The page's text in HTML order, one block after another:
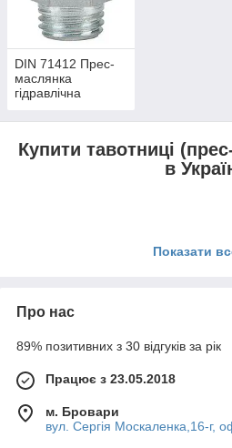
DIN 71412 Прес-
маслянка
гідравлічна
Купити тавотниці
в
Тавотниця (прес маслянка)
корпусу з каналом для
кульки і пружини. Функціонує
зворотного клапана, який
мастило прямо у вузол
ділянки механізму. Без
неможливо забезпечити
Показати
Про нас
89% позитивних з 30 відгуків за рік
Працює з 23.05.2018
м. Бровари
вул. Сергія Москаленка,16-г,